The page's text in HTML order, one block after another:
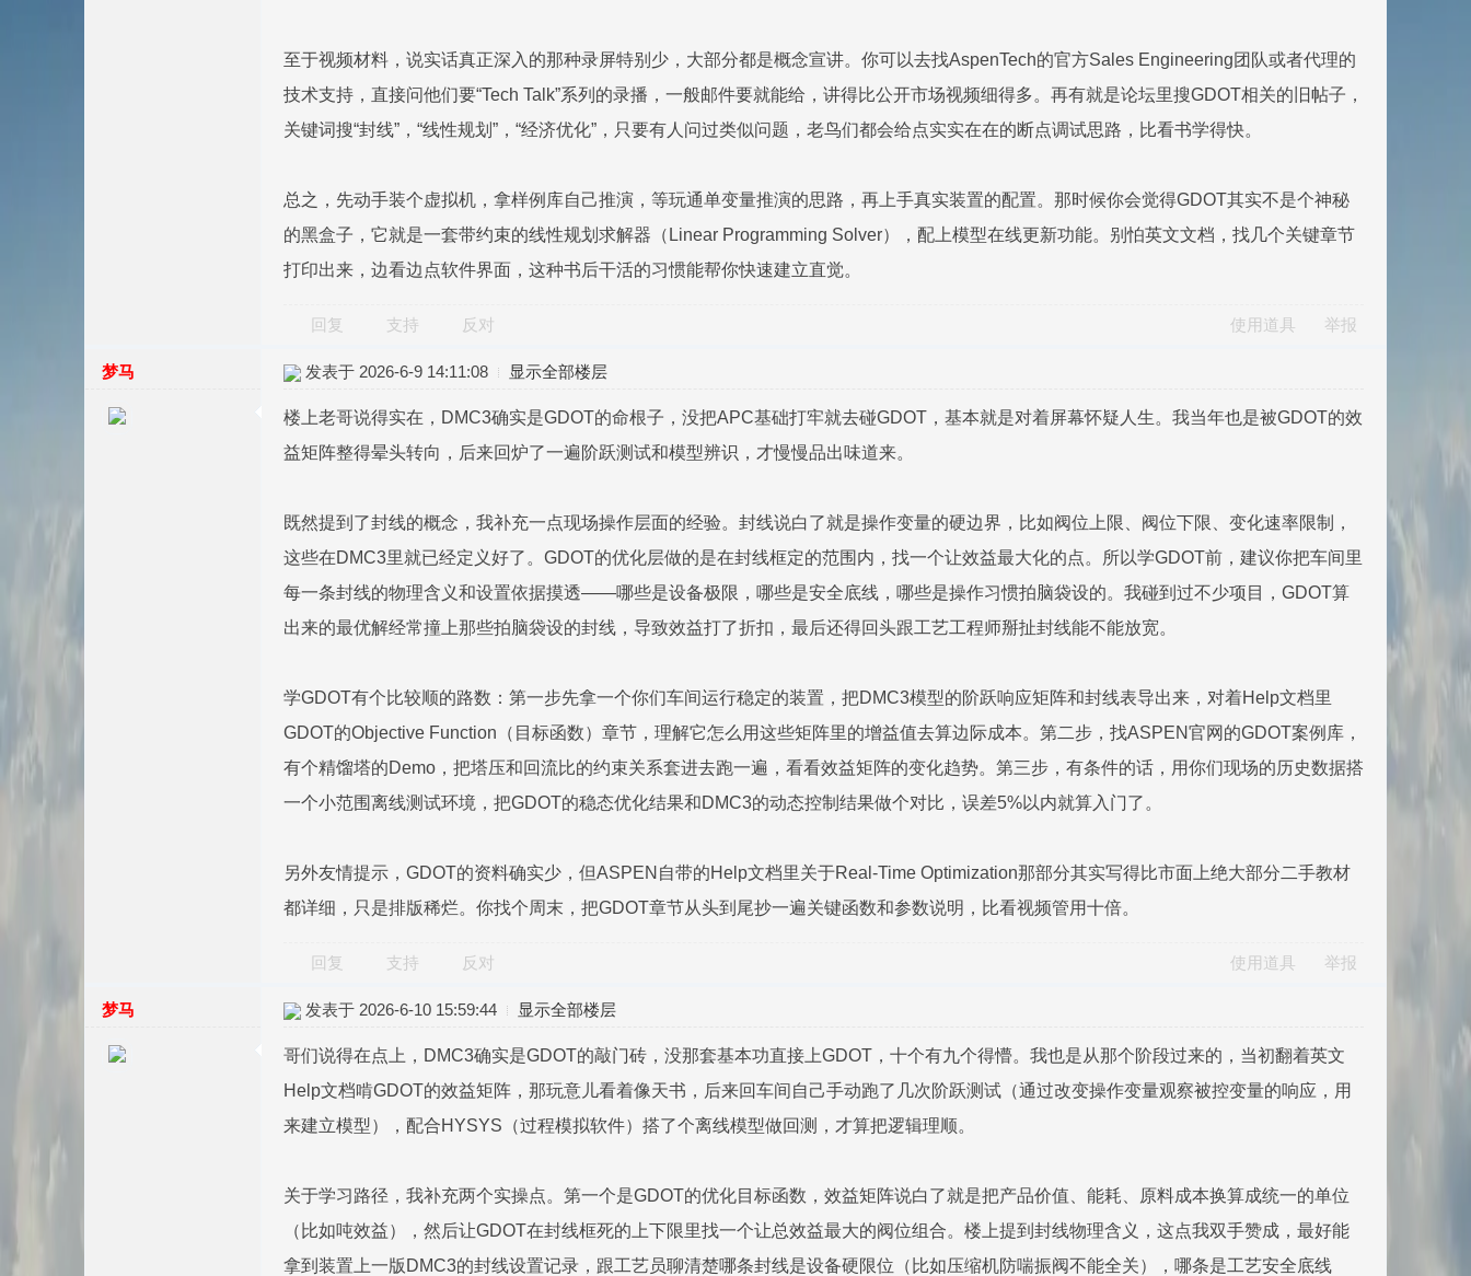
至于视频材料，说实话真正深入的那种录屏特别少，大部分都是概念宣讲。你可以去找AspenTech的官方Sales Engineering团队或者代理的
技术支持，直接问他们要“Tech Talk”系列的录播，一般邮件要就能给，讲得比公开市场视频细得多。再有就是论坛里搜GDOT相关的旧帖子，
关键词搜“封线”，“线性规划”，“经济优化”，只要有人问过类似问题，老鸟们都会给点实实在在的断点调试思路，比看书学得快。
总之，先动手装个虚拟机，拿样例库自己推演，等玩通单变量推演的思路，再上手真实装置的配置。那时候你会觉得GDOT其实不是个神秘
的黑盒子，它就是一套带约束的线性规划求解器（Linear Programming Solver），配上模型在线更新功能。别怕英文文档，找几个关键章节
打印出来，边看边点软件界面，这种书后干活的习惯能帮你快速建立直觉。
回复 支持 反对 使用道具 举报
梦马 发表于 2026-6-9 14:11:08 显示全部楼层
楼上老哥说得实在，DMC3确实是GDOT的命根子，没把APC基础打牢就去碰GDOT，基本就是对着屏幕怀疑人生。我当年也是被GDOT的效
益矩阵整得晕头转向，后来回炉了一遍阶跃测试和模型辨识，才慢慢品出味道来。
既然提到了封线的概念，我补充一点现场操作层面的经验。封线说白了就是操作变量的硬边界，比如阀位上限、阀位下限、变化速率限制，
这些在DMC3里就已经定义好了。GDOT的优化层做的是在封线框定的范围内，找一个让效益最大化的点。所以学GDOT前，建议你把车间里
每一条封线的物理含义和设置依据摸透——哪些是设备极限，哪些是安全底线，哪些是操作习惯拍脑袋设的。我碰到过不少项目，GDOT算
出来的最优解经常撞上那些拍脑袋设的封线，导致效益打了折扣，最后还得回头跟工艺工程师掰扯封线能不能放宽。
学GDOT有个比较顺的路数：第一步先拿一个你们车间运行稳定的装置，把DMC3模型的阶跃响应矩阵和封线表导出来，对着Help文档里
GDOT的Objective Function（目标函数）章节，理解它怎么用这些矩阵里的增益值去算边际成本。第二步，找ASPEN官网的GDOT案例库，
有个精馏塔的Demo，把塔压和回流比的约束关系套进去跑一遍，看看效益矩阵的变化趋势。第三步，有条件的话，用你们现场的历史数据搭
一个小范围离线测试环境，把GDOT的稳态优化结果和DMC3的动态控制结果做个对比，误差5%以内就算入门了。
另外友情提示，GDOT的资料确实少，但ASPEN自带的Help文档里关于Real-Time Optimization那部分其实写得比市面上绝大部分二手教材
都详细，只是排版稀烂。你找个周末，把GDOT章节从头到尾抄一遍关键函数和参数说明，比看视频管用十倍。
回复 支持 反对 使用道具 举报
梦马 发表于 2026-6-10 15:59:44 显示全部楼层
哥们说得在点上，DMC3确实是GDOT的敲门砖，没那套基本功直接上GDOT，十个有九个得懵。我也是从那个阶段过来的，当初翻着英文
Help文档啃GDOT的效益矩阵，那玩意儿看着像天书，后来回车间自己手动跑了几次阶跃测试（通过改变操作变量观察被控变量的响应，用
来建立模型），配合HYSYS（过程模拟软件）搭了个离线模型做回测，才算把逻辑理顺。
关于学习路径，我补充两个实操点。第一个是GDOT的优化目标函数，效益矩阵说白了就是把产品价值、能耗、原料成本换算成统一的单位
（比如吨效益），然后让GDOT在封线框死的上下限里找一个让总效益最大的阀位组合。楼上提到封线物理含义，这点我双手赞成，最好能
拿到装置上一版DMC3的封线设置记录，跟工艺员聊清楚哪条封线是设备硬限位（比如压缩机防喘振阀不能全关），哪条是工艺安全底线